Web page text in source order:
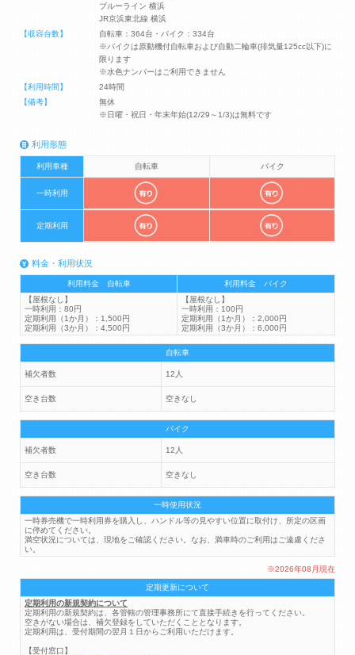
ブルーライン 横浜
JR京浜東北線 横浜
【収容台数】
自転車：364台・バイク：334台
※バイクは原動機付自転車および自動二輪車(排気量125cc以下)に
限ります
※水色ナンバーはご利用できません
【利用時間】
24時間
【備考】
無休
※日曜・祝日・年末年始(12/29～1/3)は無料です
利用形態
利用車種 自転車 バイク
一時利用
定期利用
料金・利用状況
利用料金 自転車
利用料金 バイク
【屋根なし】
一時利用：80円
定期利用（1か月）：1,500円
定期利用（3か月）：4,500円
【屋根なし】
一時利用：100円
定期利用（1か月）：2,000円
定期利用（3か月）：6,000円
自転車
補欠者数 12人
空き台数 空きなし
バイク
補欠者数 12人
空き台数 空きなし
一時使用状況
一時券売機で一時利用券を購入し、ハンドル等の見やすい位置に取付け、所定の区画
に停めてください。
満空状況については、現地をご確認ください。なお、満車時のご利用はご遠慮くださ
い。
※2026年08月現在
定期更新について
定期利用の新規契約について
定期利用の新規契約は、各管轄の管理事務所にて直接手続きを行ってください。
空きがない場合は、補欠登録をしていただくこととなります。
定期利用は、受付期間の翌月１日からご利用いただけます。
【受付窓口】